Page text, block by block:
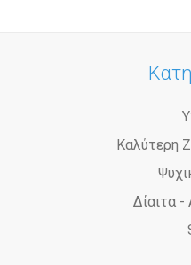
Καλύτερη
Δίαιτα -